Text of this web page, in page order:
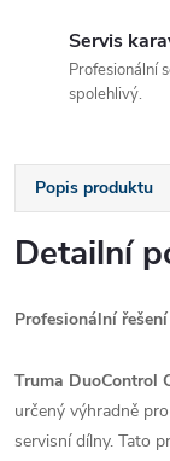
Servis
Profesionální
spolehlivý.
Popis produktu
Detailní
Profesionální
Truma DuoControl
určený výhradně
servisní dílny. Tato